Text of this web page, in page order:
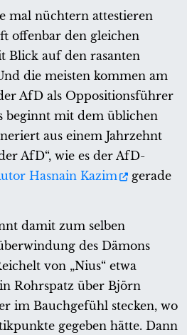
mal nüchtern attestieren
offenbar den gleichen
Blick auf den rasanten
die meisten kommen am
AfD als Oppositionsführer
beginnt mit dem üblichen
aus einem Jahrzehnt
AfD“, wie es der AfD-
Hasnain Kazim
gerade
damit zum selben
des Dämons
von „Nius“ etwa
Rohrspatz über Björn
im Bauchgefühl stecken, wo
gegeben hätte. Dann